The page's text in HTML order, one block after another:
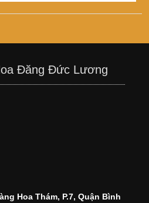
Đăng Đức Lương
Hoa Thám, P.7, Quận Bình